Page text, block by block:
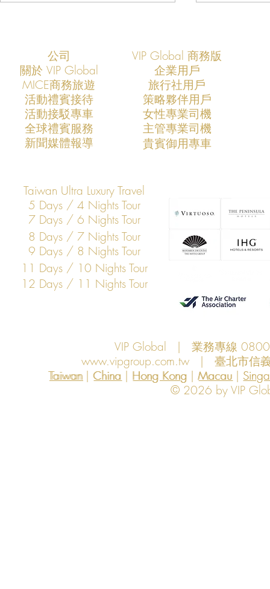
VIP Global × 環宇商務中心
（Huan Yu VIP Terminal）：定義
未來——桃園國際機場禮遇通關
VIP Global ×
（Huan Yu
公司
VIP Global 商務版
關於 VIP Global
企業用戶
​MICE商務旅遊
旅行社用戶
​活動禮賓接待
策略夥伴用戶
活動接駁專車
​全球禮賓服務
​新聞媒體報導
​女性專業司機
​主管專業司機
​貴賓御用專車
Taiwan Ultra Luxury Travel
5 Days / 4 Nights Tour
7 Days / 6 Nights Tour
8 Days / 7 Nights Tour
9 Days / 8 Nights Tour
11 Days / 10 Nights Tour
12 Days / 11 Nights Tour
VIP Global | 業務專線
www.vipgroup.com.tw | 臺北市信
Taiwan | China | Hong Kong | Macau |
Hong Kong
China Macau
Taiwan
© 2026 by VIP